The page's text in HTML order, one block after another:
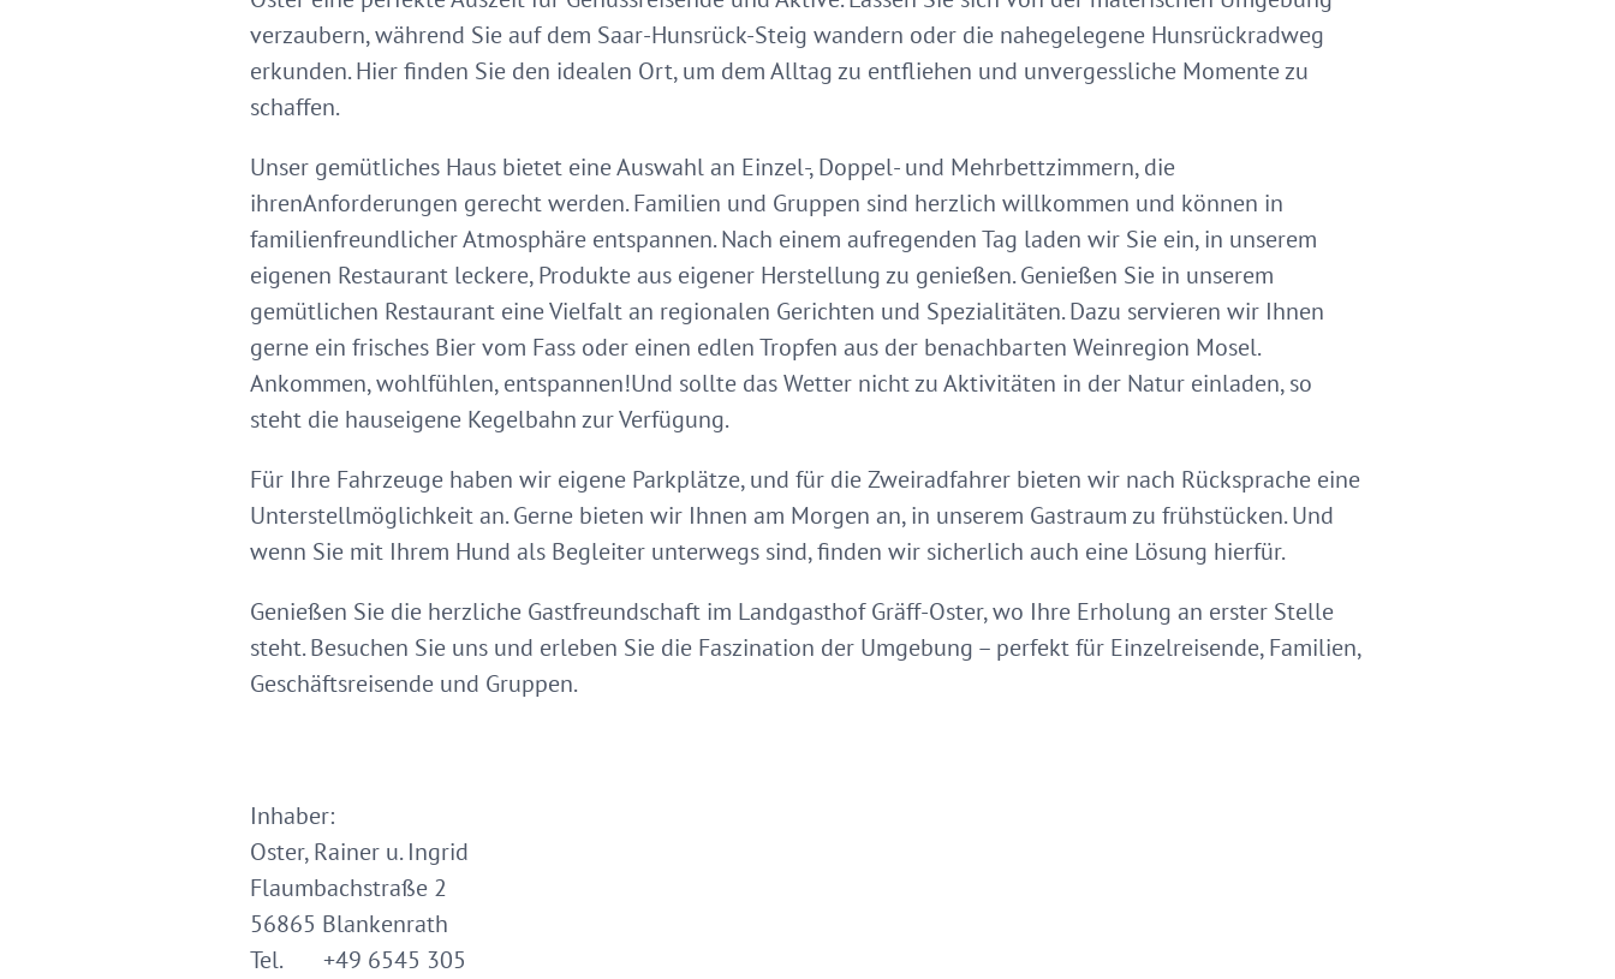
verzaubern, während Sie auf dem Saar-Hunsrück-Steig wandern oder die nahegelegene Hunsrückradweg
erkunden. Hier finden Sie den idealen Ort, um dem Alltag zu entfliehen und unvergessliche Momente zu
schaffen.
Unser gemütliches Haus bietet eine Auswahl an Einzel-, Doppel- und Mehrbettzimmern, die
ihrenAnforderungen gerecht werden. Familien und Gruppen sind herzlich willkommen und können in
familienfreundlicher Atmosphäre entspannen. Nach einem aufregenden Tag laden wir Sie ein, in unserem
eigenen Restaurant leckere, Produkte aus eigener Herstellung zu genießen. Genießen Sie in unserem
gemütlichen Restaurant eine Vielfalt an regionalen Gerichten und Spezialitäten. Dazu servieren wir Ihnen
gerne ein frisches Bier vom Fass oder einen edlen Tropfen aus der benachbarten Weinregion Mosel.
Ankommen, wohlfühlen, entspannen!Und sollte das Wetter nicht zu Aktivitäten in der Natur einladen, so
steht die hauseigene Kegelbahn zur Verfügung.
Für Ihre Fahrzeuge haben wir eigene Parkplätze, und für die Zweiradfahrer bieten wir nach Rücksprache eine
Unterstellmöglichkeit an. Gerne bieten wir Ihnen am Morgen an, in unserem Gastraum zu frühstücken. Und
wenn Sie mit Ihrem Hund als Begleiter unterwegs sind, finden wir sicherlich auch eine Lösung hierfür.
Genießen Sie die herzliche Gastfreundschaft im Landgasthof Gräff-Oster, wo Ihre Erholung an erster Stelle
steht. Besuchen Sie uns und erleben Sie die Faszination der Umgebung – perfekt für Einzelreisende, Familien,
Geschäftsreisende und Gruppen.
Inhaber:
Oster, Rainer u. Ingrid
Flaumbachstraße 2
56865 Blankenrath
Tel. +49 6545 305